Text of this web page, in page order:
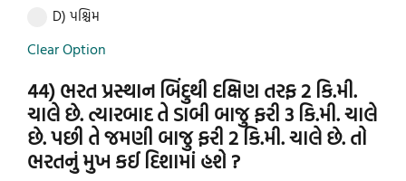
D) પશ્ચિમ
Clear Option
44) ભરત પ્રસ્થાન બિંદુથી દક્ષિણ તરફ 2 કિ.મી.
ચાલે છે. ત્યારબાદ તે ડાબી બાજુ ફરી 3 કિ.મી. ચાલે
છે. પછી તે જમણી બાજુ ફરી 2 કિ.મી. ચાલે છે. તો
ભરતનું મુખ કઈ દિશામાં હશે ?